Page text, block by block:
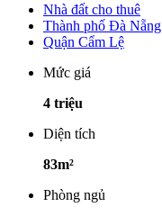
Nhà đất cho thuê
Thành phố Đà Nẵng
Quận Cẩm Lệ
Mức giá
4 triệu
Diện tích
83m²
Phòng ngủ